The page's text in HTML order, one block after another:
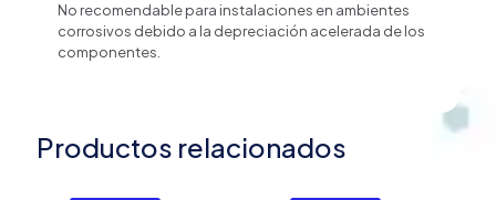
No recomendable para instalaciones en ambientes
corrosivos debido a la depreciación acelerada de los
componentes.
Productos relacionados